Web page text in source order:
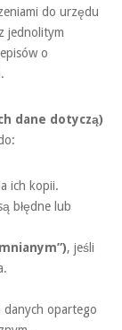
do urzędu
jednolitym
o
dane dotyczą)
ich kopii.
błędne lub
, jeśli
danych opartego